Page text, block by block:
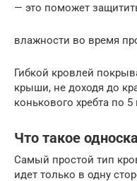
— это поможет
влажности во время
Гибкой кровлей
крыши, не доходя до
конькового хребта по
Что такое
Самый простой тип
идет только в одну